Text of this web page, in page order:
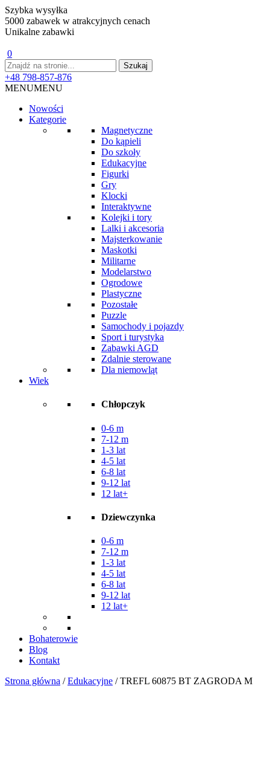
Szybka wysyłka
5000 zabawek w atrakcyjnych cenach
Unikalne zabawki
0
+48 798-857-876
MENUMENU
Nowości
Kategorie
Magnetyczne
Do kąpieli
Do szkoły
Edukacyjne
Figurki
Gry
Klocki
Interaktywne
Kolejki i tory
Lalki i akcesoria
Majsterkowanie
Maskotki
Militarne
Modelarstwo
Ogrodowe
Plastyczne
Pozostałe
Puzzle
Samochody i pojazdy
Sport i turystyka
Zabawki AGD
Zdalnie sterowane
Dla niemowląt
Wiek
Chłopczyk
0-6 m
7-12 m
1-3 lat
4-5 lat
6-8 lat
9-12 lat
12 lat+
Dziewczynka
0-6 m
7-12 m
1-3 lat
4-5 lat
6-8 lat
9-12 lat
12 lat+
Bohaterowie
Blog
Kontakt
Strona główna /Edukacyjne / TREFL 60875 BT ZAGRODA M